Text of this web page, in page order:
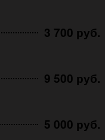
3 700 руб.
9 500 руб.
5 000 руб.